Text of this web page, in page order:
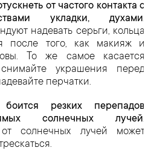
от частого контакта с
укладки, духами.
надевать серьги, кольца
после того, как макияж и
То же самое касается
украшения перед
перчатки.
резких перепадов
солнечных лучей.
солнечных лучей может